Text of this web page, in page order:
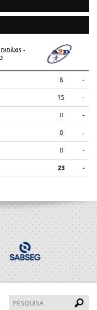
-
8 -
15 -
0 -
0 -
0 -
23 -